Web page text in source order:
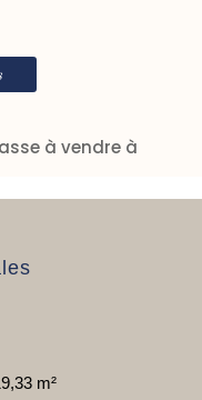
m²